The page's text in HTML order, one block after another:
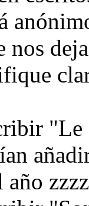
nos
año